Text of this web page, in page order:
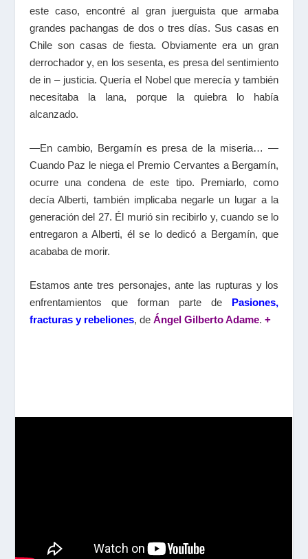
este caso, encontré al gran juerguista que armaba
grandes pachangas de dos o tres días. Sus casas en
Chile son casas de fiesta. Obviamente era un gran
derrochador y, en los sesenta, es presa del sentimiento
de in – justicia. Quería el Nobel que merecía y también
necesitaba la lana, porque la quiebra lo había
alcanzado.
—En cambio, Bergamín es presa de la miseria… —
Cuando Paz le niega el Premio Cervantes a Bergamín,
ocurre una condena de este tipo. Premiarlo, como
decía Alberti, también implicaba negarle un lugar a la
generación del 27. Él murió sin recibirlo y, cuando se lo
entregaron a Alberti, él se lo dedicó a Bergamín, que
acababa de morir.
Estamos ante tres personajes, ante las rupturas y los
enfrentamientos que forman parte de Pasiones,
fracturas y rebeliones, de Ángel Gilberto Adame. +